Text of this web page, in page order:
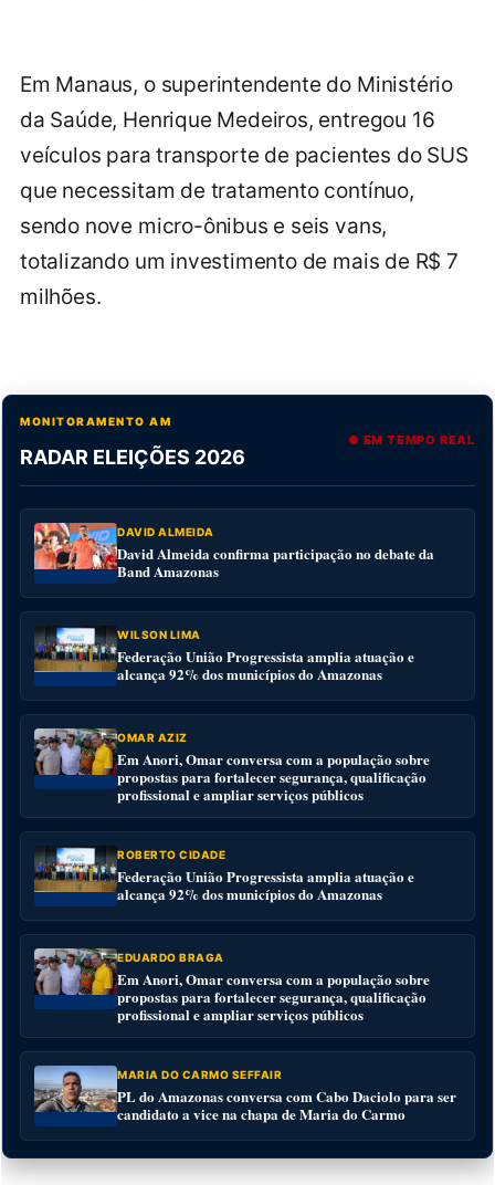
Em Manaus, o superintendente do Ministério
da Saúde, Henrique Medeiros, entregou 16
veículos para transporte de pacientes do SUS
que necessitam de tratamento contínuo,
sendo nove micro-ônibus e seis vans,
totalizando um investimento de mais de R$ 7
milhões.
MONITORAMENTO AM
RADAR ELEIÇÕES 2026
● EM TEMPO REAL
DAVID ALMEIDA
David Almeida confirma participação no debate da
Band Amazonas
WILSON LIMA
Federação União Progressista amplia atuação e
alcança 92% dos municípios do Amazonas
OMAR AZIZ
Em Anori, Omar conversa com a população sobre
propostas para fortalecer segurança, qualificação
profissional e ampliar serviços públicos
ROBERTO CIDADE
Federação União Progressista amplia atuação e
alcança 92% dos municípios do Amazonas
EDUARDO BRAGA
Em Anori, Omar conversa com a população sobre
propostas para fortalecer segurança, qualificação
profissional e ampliar serviços públicos
MARIA DO CARMO SEFFAIR
PL do Amazonas conversa com Cabo Daciolo para ser
candidato a vice na chapa de Maria do Carmo